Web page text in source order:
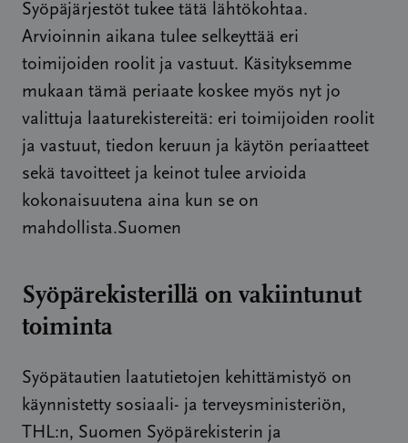
Syöpäjärjestöt tukee tätä lähtökohtaa.
Arvioinnin aikana tulee selkeyttää eri
toimijoiden roolit ja vastuut. Käsityksemme
mukaan tämä periaate koskee myös nyt jo
valittuja laaturekistereitä: eri toimijoiden roolit
ja vastuut, tiedon keruun ja käytön periaatteet
sekä tavoitteet ja keinot tulee arvioida
kokonaisuutena aina kun se on
mahdollista.Suomen
Syöpärekisterillä on vakiintunut
toiminta
Syöpätautien laatutietojen kehittämistyö on
käynnistetty sosiaali- ja terveysministeriön,
THL:n, Suomen Syöpärekisterin ja